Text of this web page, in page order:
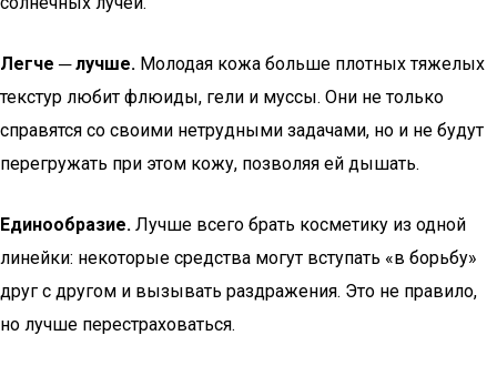
Легче ─ лучше. Молодая кожа больше плотных тяжелых
текстур любит флюиды, гели и муссы. Они не только
справятся со своими нетрудными задачами, но и не будут
перегружать при этом кожу, позволяя ей дышать.
Единообразие. Лучше всего брать косметику из одной
линейки: некоторые средства могут вступать «в борьбу»
друг с другом и вызывать раздражения. Это не правило,
но лучше перестраховаться.